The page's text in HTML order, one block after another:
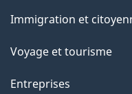
g
e
sujets
Immigration et
Voyage et tourisme
Entreprises